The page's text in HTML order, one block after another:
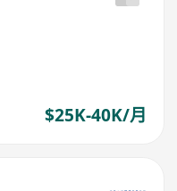
$25K-40K/月